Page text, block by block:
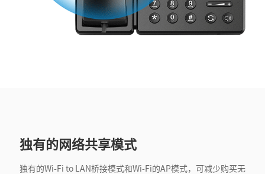
独有的网络共享模式
独有的Wi-Fi to LAN桥接模式和Wi-Fi的AP模式，可减少购买无